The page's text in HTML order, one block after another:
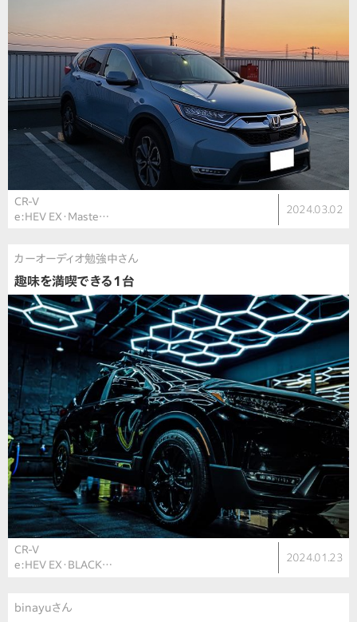
CR-V
e:HEV EX・Maste…
2024.03.02
カーオーディオ勉強中さん
趣味を満喫できる1台
CR-V
e:HEV EX・BLACK…
2024.01.23
binayuさん